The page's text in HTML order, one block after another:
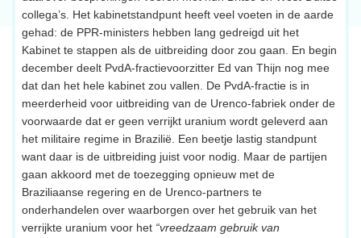
collega’s. Het kabinetstandpunt heeft veel voeten in de aarde
gehad: de PPR-ministers hebben lang gedreigd uit het
Kabinet te stappen als de uitbreiding door zou gaan. En begin
december deelt PvdA-fractievoorzitter Ed van Thijn nog mee
dat dan het hele kabinet zou vallen. De PvdA-fractie is in
meerderheid voor uitbreiding van de Urenco-fabriek onder de
voorwaarde dat er geen verrijkt uranium wordt geleverd aan
het militaire regime in Brazilië. Een beetje lastig standpunt
want daar is de uitbreiding juist voor nodig. Maar de partijen
gaan akkoord met de toezegging opnieuw met de
Braziliaanse regering en de Urenco-partners te
onderhandelen over waarborgen over het gebruik van het
verrijkte uranium voor het “vreedzaam gebruik van